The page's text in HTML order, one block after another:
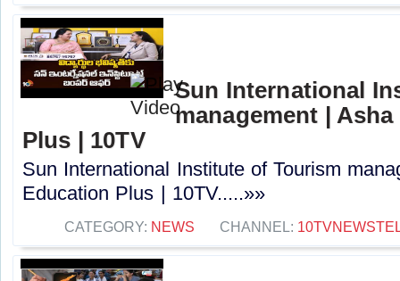
Sun International
management |
Plus | 10TV
Sun International Institute of Tourism
Education Plus | 10TV.....»»
CATEGORY: NEWS CHANNEL: